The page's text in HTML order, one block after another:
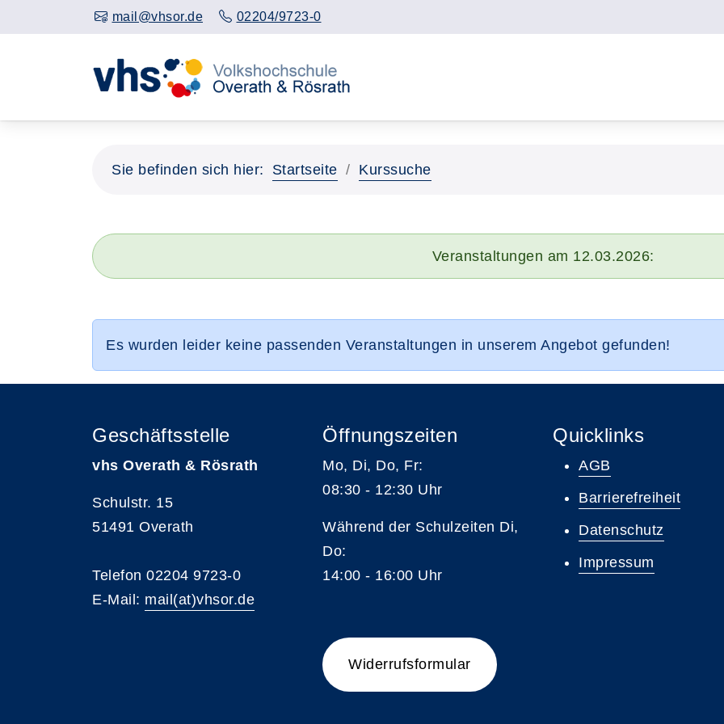
mail@vhsor.de 02204/9723-0
Sie befinden sich hier: Startseite Kurssuche
Veranstaltungen am 12.03.2026:
Es wurden leider keine passenden Veranstaltungen in unserem Angebot gefunden!
Geschäftsstelle
vhs Overath & Rösrath
Schulstr. 15
51491 Overath
Telefon 02204 9723-0
E-Mail: mail(at)vhsor.de
Öffnungszeiten
Mo, Di, Do, Fr:
08:30 - 12:30 Uhr
Während der Schulzeiten Di,
Do:
14:00 - 16:00 Uhr
Widerrufsformular
Quicklinks
AGB
Barrierefreiheit
Datenschutz
Impressum